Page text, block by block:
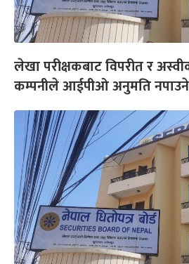
लेखा परीक्षकबाट विपरीत र
कम्पनीले आईपीओ अनुमति नपाउने